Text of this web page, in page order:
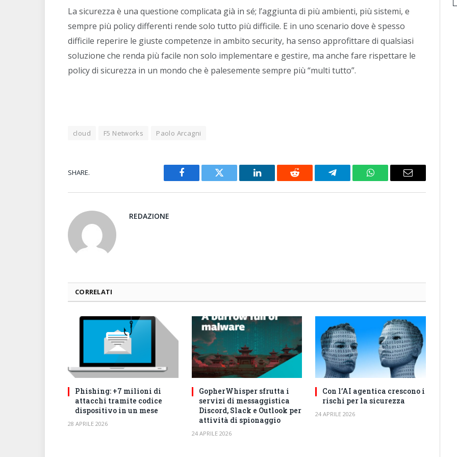
La sicurezza è una questione complicata già in sé; l’aggiunta di più ambienti, più sistemi, e
sempre più policy differenti rende solo tutto più difficile. E in uno scenario dove è spesso
difficile reperire le giuste competenze in ambito security, ha senso approfittare di qualsiasi
soluzione che renda più facile non solo implementare e gestire, ma anche fare rispettare le
policy di sicurezza in un mondo che è palesemente sempre più “multi tutto”.
cloud F5 Networks Paolo Arcagni
SHARE.
Facebook Twitter LinkedIn Reddit Telegram WhatsAppEmail
REDAZIONE
CORRELATI
Phishing: +7 milioni di
attacchi tramite codice
dispositivo in un mese
28 APRILE 2026
GopherWhisper sfrutta i
servizi di messaggistica
Discord, Slack e Outlook per
attività di spionaggio
24 APRILE 2026
Con l’AI agentica crescono i
rischi per la sicurezza
24 APRILE 2026